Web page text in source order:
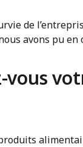
de
avons pu en